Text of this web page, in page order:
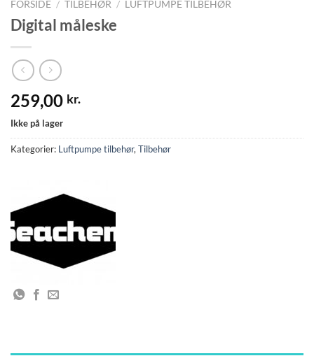
FORSIDE / TILBEHØR / LUFTPUMPE TILBEHØR
Digital måleske
259,00 kr.
Ikke på lager
Kategorier: Luftpumpe tilbehør,Tilbehør